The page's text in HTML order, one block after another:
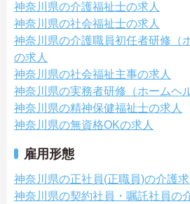
神奈川県の介護福祉士の求人
神奈川県の社会福祉士の求人
神奈川県の介護職員初任者研修（
の求人
神奈川県の社会福祉主事の求人
神奈川県の実務者研修（ホームヘ
神奈川県の精神保健福祉士の求人
神奈川県の無資格OKの求人
雇用形態
神奈川県の正社員(正職員)の介護求
神奈川県の契約社員・嘱託社員の